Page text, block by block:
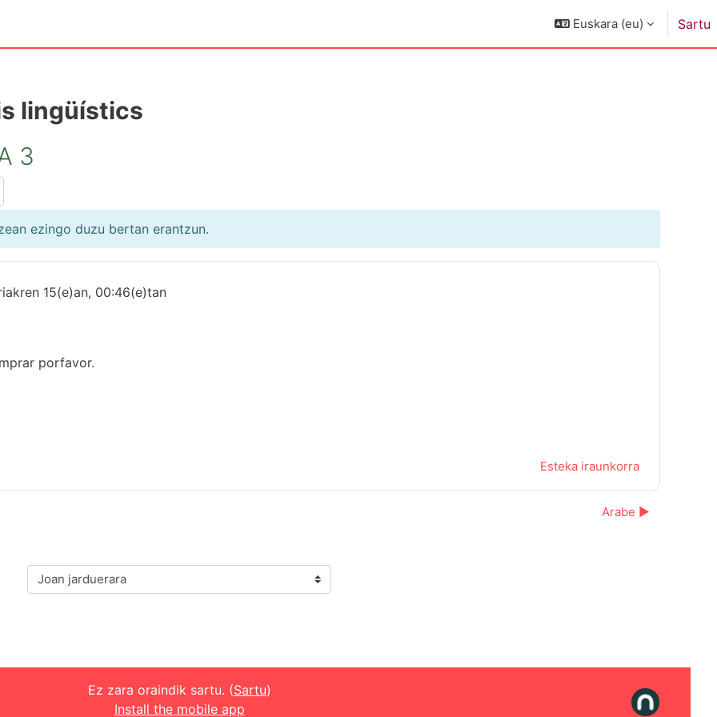
Euskara ‎(eu)‎ Sartu
lingüístics
3
ezingo duzu bertan erantzun.
15(e)an, 00:46(e)tan
porfavor.
Esteka iraunkorra
Arabe ▶︎
Joan jarduerara
Ez zara oraindik sartu. (Sartu)
Install the mobile app